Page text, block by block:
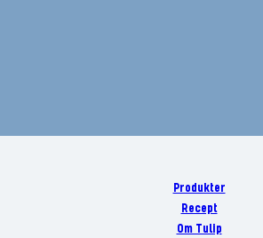
Produkter
Recept
Om Tulip